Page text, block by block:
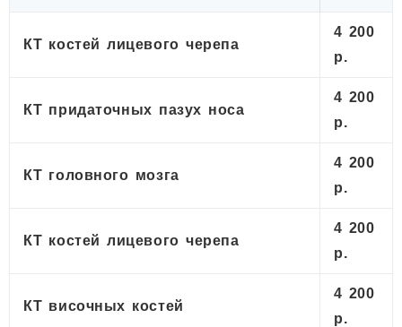
КТ костей лицевого черепа
4 200
р.
КТ придаточных пазух носа
4 200
р.
КТ головного мозга
4 200
р.
КТ костей лицевого черепа
4 200
р.
КТ височных костей
4 200
р.